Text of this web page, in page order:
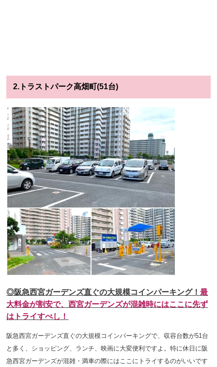
2.トラストパーク高畑町(51台)
◎阪急西宮ガーデンズ直ぐの大規模コインパーキング！最
大料金が割安で、西宮ガーデンズが混雑時にはここに先ず
はトライすべし！
阪急西宮ガーデンズ直ぐの大規模コインパーキングで、収容台数が51台
と多く、ショッピング、ランチ、映画に大変便利ですよ。特に休日に阪
急西宮ガーデンズが混雑・満車の際にはここにトライするのがいいです